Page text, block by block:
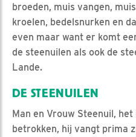
broeden, muis vangen,
kroelen, bedelsnurken en
even maar want er komt
de steenuilen als ook de
Lande.
DE STEENUILEN
Man en Vrouw Steenuil,
betrokken, hij vangt prima